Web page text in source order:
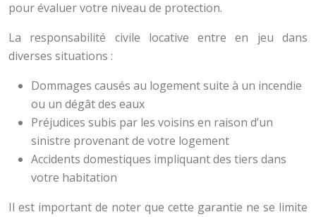
pour évaluer votre niveau de protection.
La responsabilité civile locative entre en jeu dans
diverses situations :
Dommages causés au logement suite à un incendie
ou un dégât des eaux
Préjudices subis par les voisins en raison d’un
sinistre provenant de votre logement
Accidents domestiques impliquant des tiers dans
votre habitation
Il est important de noter que cette garantie ne se limite